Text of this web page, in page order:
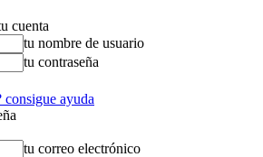
cuenta
tu nombre de usuario
tu contraseña
consigue ayuda
tu correo electrónico